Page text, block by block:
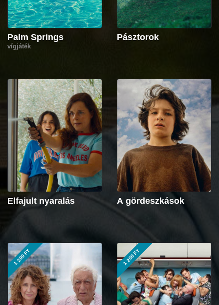
Palm Springs
vígjáték
Pásztorok
Elfajult nyaralás A gördeszkások
1 200 FT 1 200 FT